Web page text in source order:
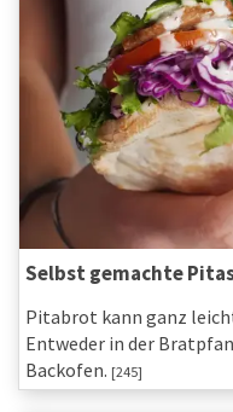
Selbst gemachte
Pitabrot kann ganz
Entweder in der
Backofen. [245]